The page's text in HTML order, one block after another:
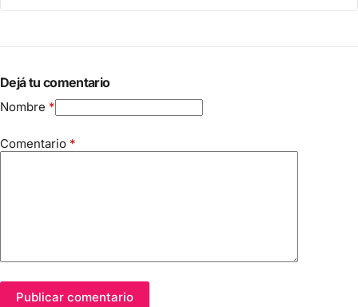
Dejá tu comentario
Nombre *
Comentario *
Publicar comentario